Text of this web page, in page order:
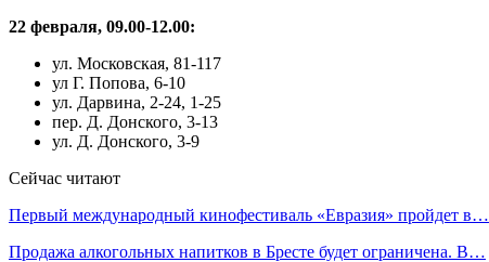
22 февраля, 09.00-12.00:
ул. Московская, 81-117
ул Г. Попова, 6-10
ул. Дарвина, 2-24, 1-25
пер. Д. Донского, 3-13
ул. Д. Донского, 3-9
Сейчас читают
Первый международный кинофестиваль «Евразия» пройдет в…
Продажа алкогольных напитков в Бресте будет ограничена. В…